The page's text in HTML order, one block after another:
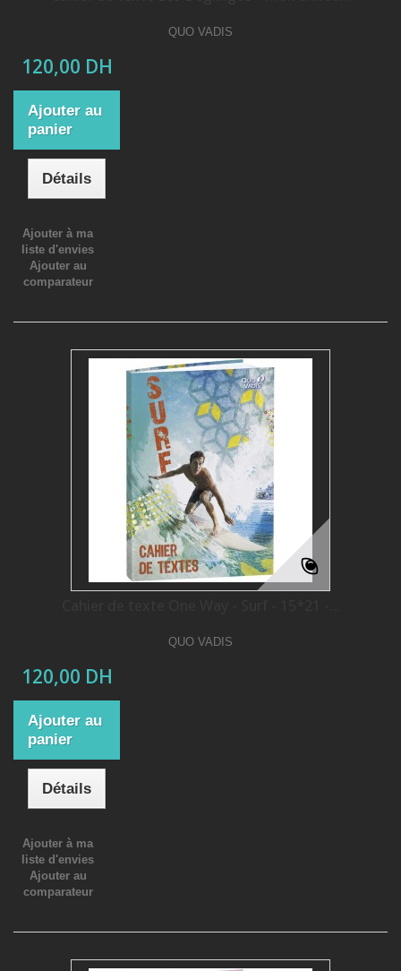
QUO VADIS
120,00 DH
Ajouter au
panier
Détails
Ajouter à ma
liste d'envies
Ajouter au
comparateur
QUO VADIS
120,00 DH
Ajouter au
panier
Détails
Ajouter à ma
liste d'envies
Ajouter au
comparateur